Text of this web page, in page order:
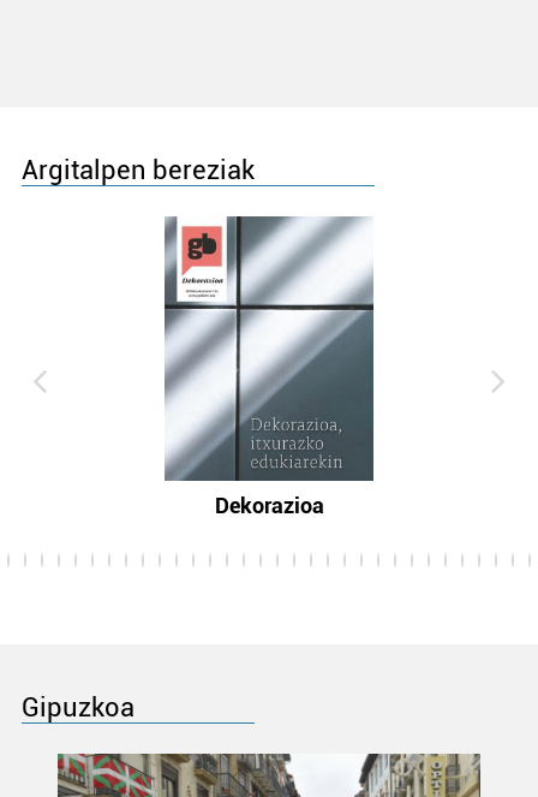
Argitalpen bereziak
Dekorazioa
Gipuzkoa